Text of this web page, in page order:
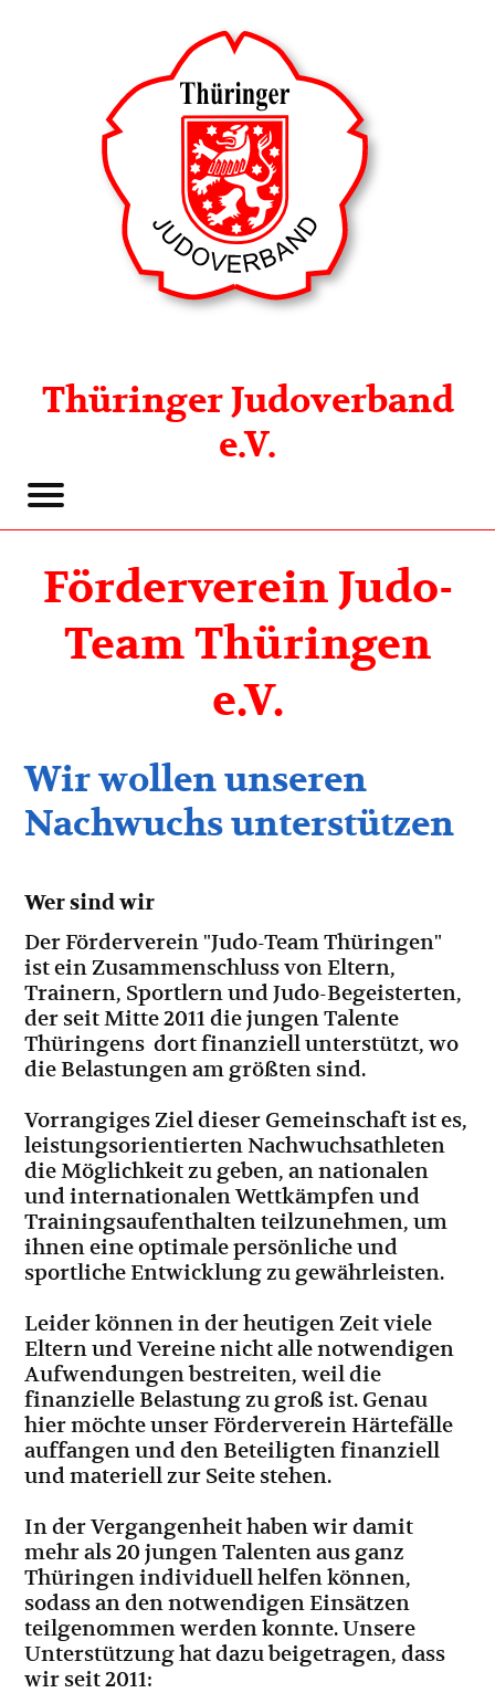
Thüringer Judoverband
e.V.
Förderverein Judo-
Team Thüringen
e.V.
Wir wollen unseren
Nachwuchs unterstützen
Wer sind wir
Der Förderverein "Judo-Team Thüringen"
ist ein Zusammenschluss von Eltern,
Trainern, Sportlern und Judo-Begeisterten,
der seit Mitte 2011 die jungen Talente
Thüringens dort finanziell unterstützt, wo
die Belastungen am größten sind.
Vorrangiges Ziel dieser Gemeinschaft ist es,
leistungsorientierten Nachwuchsathleten
die Möglichkeit zu geben, an nationalen
und internationalen Wettkämpfen und
Trainingsaufenthalten teilzunehmen, um
ihnen eine optimale persönliche und
sportliche Entwicklung zu gewährleisten.
Leider können in der heutigen Zeit viele
Eltern und Vereine nicht alle notwendigen
Aufwendungen bestreiten, weil die
finanzielle Belastung zu groß ist. Genau
hier möchte unser Förderverein Härtefälle
auffangen und den Beteiligten finanziell
und materiell zur Seite stehen.
In der Vergangenheit haben wir damit
mehr als 20 jungen Talenten aus ganz
Thüringen individuell helfen können,
sodass an den notwendigen Einsätzen
teilgenommen werden konnte. Unsere
Unterstützung hat dazu beigetragen, dass
wir seit 2011: